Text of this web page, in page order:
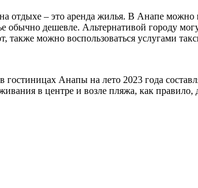
отдыхе – это аренда жилья. В Анапе
обычно дешевле. Альтернативой городу
также можно воспользоваться услугами
гостиницах Анапы на лето 2023 года
в центре и возле пляжа, как правило,